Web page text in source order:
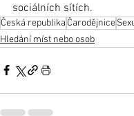
sociálních sítích.
Česká republika Čarodějnice
Hledání míst nebo osob